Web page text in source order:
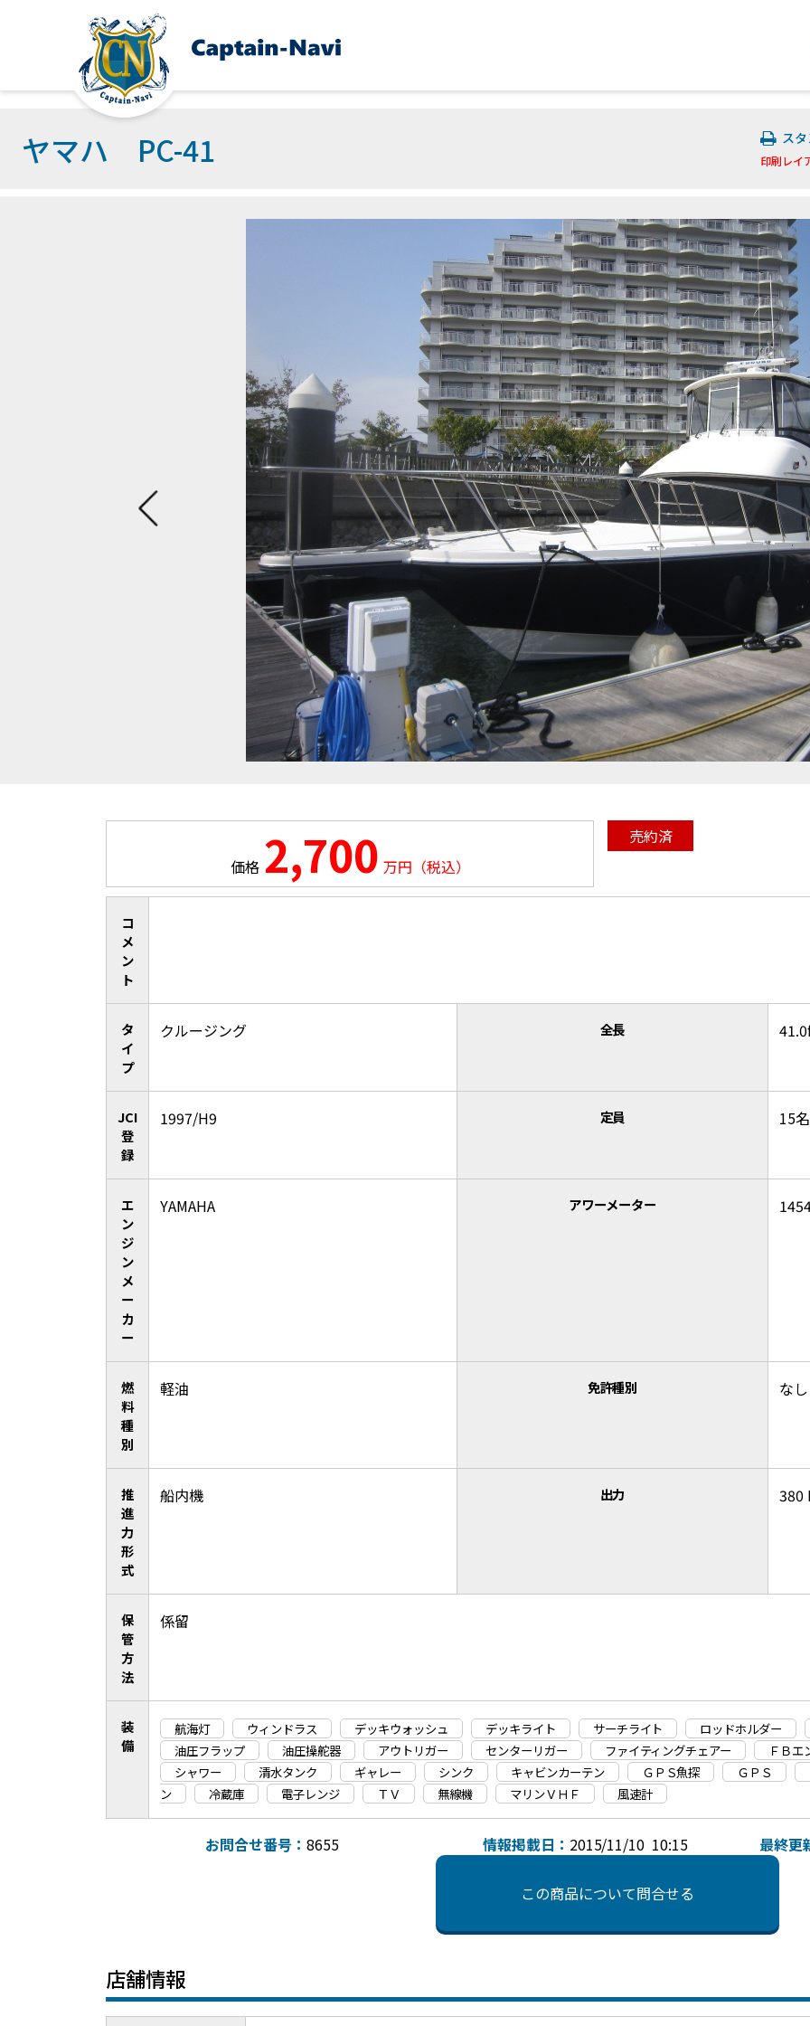
ヤマハ PC-41 スタ
印刷レイ
価格 2,700 万円（税込）
売約済
コ
メ
ン
ト
タ
イ
プ
クルージング 全長
JCI
登
録
1997/H9 定員 15名
エ
ン
ジ
ン
メ
ー
カ
ー
YAMAHA アワーメーター
燃
料
種
別
軽油 免許種別 なし
推
進
力
形
式
船内機 出力
保
管
方
法
係留
装
備
航海灯 ウィンドラス デッキウォッシュ デッキライト サーチライト ロッドホルダー
油圧フラップ
油圧操舵器 アウトリガー センターリガー ファイティングチェアー ＦＢエ
シャワー
清水タンク ギャレー シンク キャビンカーテン ＧＰＳ魚探 ＧＰＳ
ン
冷蔵庫 電子レンジ ＴＶ 無線機 マリンＶＨＦ 風速計
お問合せ番号： 8655 情報掲載日： 2015/11/10 10:15 最終更
この商品について問合せる
店舗情報